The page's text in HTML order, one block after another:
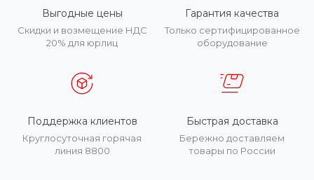
Выгодные цены
Скидки и возмещение НДС
20% для юрлиц
Гарантия качества
Только сертифицированное
оборудование
Поддержка клиентов
Круглосуточная горячая
линия 8800
Быстрая доставка
Бережно доставляем
товары по России